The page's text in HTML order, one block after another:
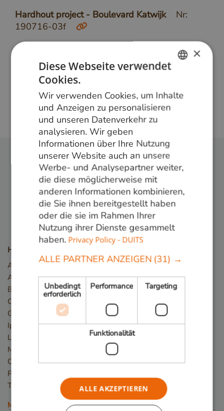
Hardhout project - Boulevard Katwijk
Nr:
190716-03f
Meer weten?
info@vandenberghardhout.nl. Let op, wij leveren
alleen aan bedrijven.
Folge uns:
Holzarten
Angelim Vermelho
Azobé / Bongossi
Basralocus
Cumaru
Guariuba/Mururé
Ipé
Louro Preto
Massaranduba
Okan/Denya
Piquia
Tali
Mehr Holzarten
GERMAN
ENGLISH
×
Diese Webseite verwendet
Cookies.
Wir verwenden Cookies, um Inhalte
und Anzeigen zu personalisieren
und unseren Datenverkehr zu
analysieren. Wir geben
Informationen über Ihre Nutzung
unserer Website auch an unsere
Werbe- und Analysepartner weiter,
die diese möglicherweise mit
anderen Informationen kombinieren,
die Sie ihnen bereitgestellt haben
oder die sie im Rahmen Ihrer
Nutzung ihrer Dienste gesammelt
haben. Privacy Policy - DUITS
ALLE PARTNER ANZEIGEN (31) →
Unbedingt
erforderlich
Performance Targeting
Funktionalität
ALLE AKZEPTIEREN